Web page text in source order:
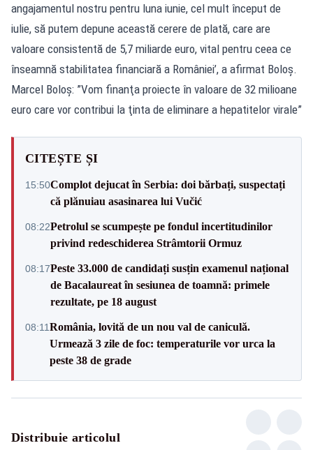
angajamentul nostru pentru luna iunie, cel mult început de
iulie, să putem depune această cerere de plată, care are
valoare consistentă de 5,7 miliarde euro, vital pentru ceea ce
înseamnă stabilitatea financiară a României’, a afirmat Boloș.
Marcel Boloș: ”Vom finanţa proiecte în valoare de 32 milioane
euro care vor contribui la ţinta de eliminare a hepatitelor virale”
CITEȘTE ȘI
15:50Complot dejucat în Serbia: doi bărbați, suspectați
că plănuiau asasinarea lui Vučić
08:22Petrolul se scumpește pe fondul incertitudinilor
privind redeschiderea Strâmtorii Ormuz
08:17Peste 33.000 de candidați susțin examenul național
de Bacalaureat în sesiunea de toamnă: primele
rezultate, pe 18 august
08:11România, lovită de un nou val de caniculă.
Urmează 3 zile de foc: temperaturile vor urca la
peste 38 de grade
Distribuie articolul